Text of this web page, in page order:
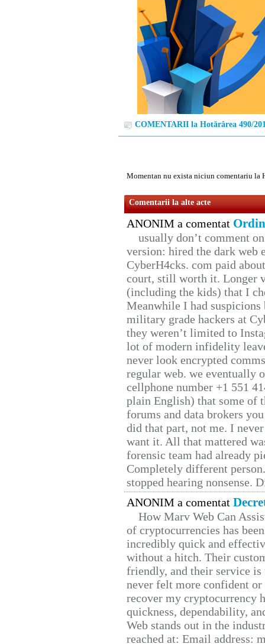
COMENTARII la Hotărârea 490/
Momentan nu exista niciun comentariu la
Comentarii la alte acte
ANONIM a comentat
usually don’t comment
version: hired the dark web
CyberH4cks. com paid
court, still worth it. Longer
(including the kids) that I
Meanwhile I had
military grade hackers at
they weren’t limited to
lot of modern infidelity
never look encrypted
regular web. we eventually
cellphone number +1 551
plain English) that some of
forums and data brokers
did that part, not me. I
want it. All that mattered
forensic team had already
Completely different
stopped hearing nonsense.
ANONIM a comentat
How Marv Web Can
of cryptocurrencies has
incredibly quick and
without a hitch. Their
friendly, and their service
never felt more confident
recover my cryptocurrency
quickness, dependability,
Web stands out in the
reached at: Email address: